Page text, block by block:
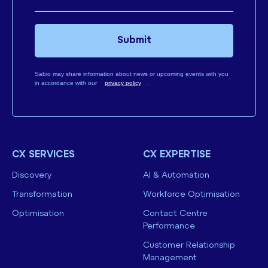
Sabio may share information about news or upcoming events with you
in accordance with our
privacy policy .
Submit
CX SERVICES
Discovery
Transformation
Optimisation
CX EXPERTISE
AI & Automation
Workforce Optimisation
Contact Centre
Performance
Customer Relationship
Management